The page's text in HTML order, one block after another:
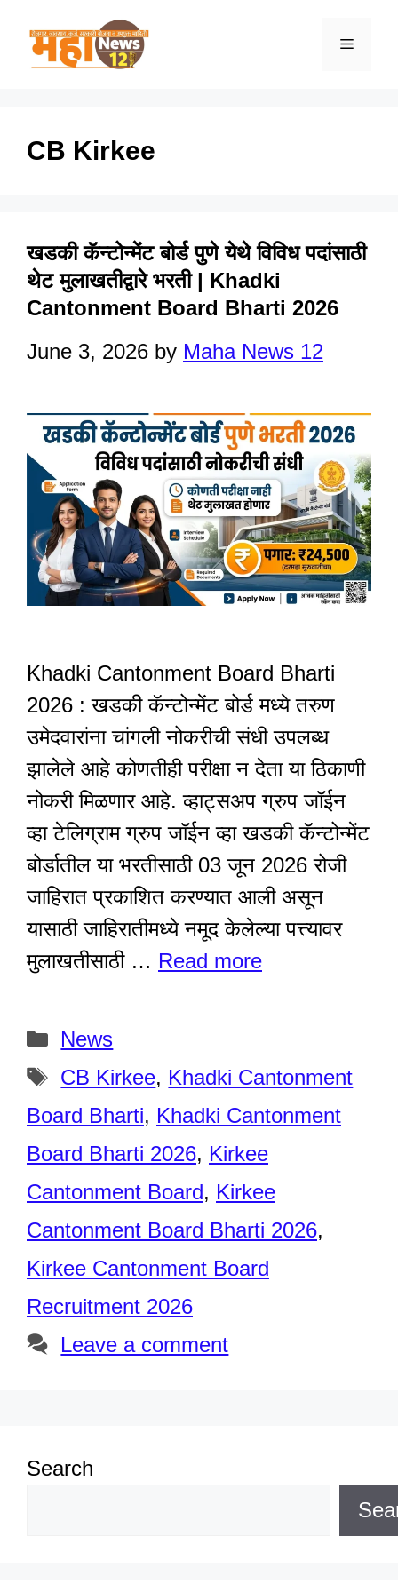
Menu
CB Kirkee
खडकी कॅन्टोन्मेंट बोर्ड पुणे येथे विविध पदांसाठी
थेट मुलाखतीद्वारे भरती | Khadki
Cantonment Board Bharti 2026
June 3, 2026 by Maha News 12
Khadki Cantonment Board Bharti
2026 : खडकी कॅन्टोन्मेंट बोर्ड मध्ये तरुण
उमेदवारांना चांगली नोकरीची संधी उपलब्ध
झालेले आहे कोणतीही परीक्षा न देता या ठिकाणी
नोकरी मिळणार आहे. व्हाट्सअप ग्रुप जॉईन
व्हा टेलिग्राम ग्रुप जॉईन व्हा खडकी कॅन्टोन्मेंट
बोर्डातील या भरतीसाठी 03 जून 2026 रोजी
जाहिरात प्रकाशित करण्यात आली असून
यासाठी जाहिरातीमध्ये नमूद केलेल्या पत्त्यावर
मुलाखतीसाठी … Read more
Categories
News
Tags
CB Kirkee, Khadki Cantonment
Board Bharti, Khadki Cantonment
Board Bharti 2026, Kirkee
Cantonment Board, Kirkee
Cantonment Board Bharti 2026,
Kirkee Cantonment Board
Recruitment 2026
Leave a comment
Search